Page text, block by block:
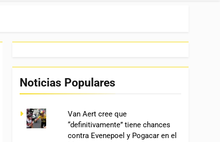
Noticias Populares
Van Aert cree que
“definitivamente” tiene chances
contra Evenepoel y Pogacar en el